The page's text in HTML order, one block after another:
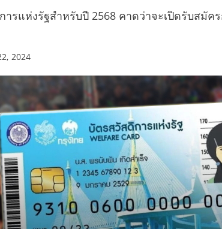
ารแห่งรัฐสำหรับปี 2568 คาดว่าจะเปิดรับสมั
2024